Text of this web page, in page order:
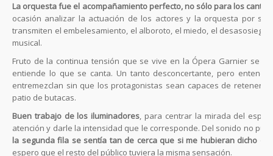
La orquesta fue el acompañamiento perfecto, no sólo para los
ocasión analizar la actuación de los actores y la orquesta por
transmiten el embelesamiento, el alboroto, el miedo, el
musical.
Fruto de la continua tensión que se vive en la Ópera Garnier se
entiende lo que se canta. Un tanto desconcertante, pero
entremezclan sin que los protagonistas sean capaces de
patio de butacas.
Buen trabajo de los iluminadores, para centrar la mirada del
atención y darle la intensidad que le corresponde. Del sonido no
la segunda fila se sentía tan de cerca que si me hubieran dicho
espero que el resto del público tuviera la misma sensación.